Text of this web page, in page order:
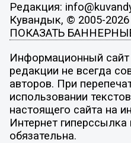
Редакция:
Кувандык, © 2005-2026
ПОКАЗАТЬ
Информационный
редакции не всегда
авторов. При
использовании
настоящего сайта на
Интернет гиперссылка
обязательна.